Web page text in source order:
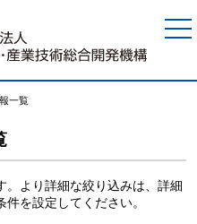
一覧
。より詳細な絞り込みは、詳細
を設定してください。